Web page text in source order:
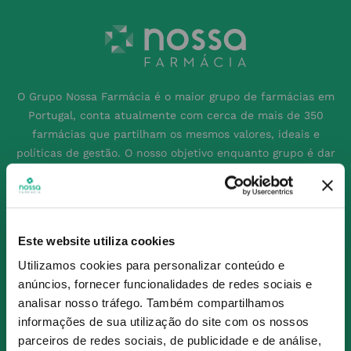
Este website utiliza cookies
Utilizamos cookies para personalizar conteúdo e
anúncios, fornecer funcionalidades de redes sociais e
analisar nosso tráfego. Também compartilhamos
informações de sua utilização do site com os nossos
parceiros de redes sociais, de publicidade e de análise,
O Grupo Nossa Farmácia é o maior grupo de farmácias em
Portugal, conta atualmente com cerca de mais de 350
farmácias que partilham os mesmos valores, ideais e
políticas de gestão. O nosso objetivo enquanto grupo é dar
as melhores soluções de compra para os consumidores
através da nossafarmacia.pt.
Subscreva para receber ofertas e novidades
exclusivas
Subscrever
Ao confirmar o registo, aceito receber e-mails com notícias e promoções da
Nossa Farmácia